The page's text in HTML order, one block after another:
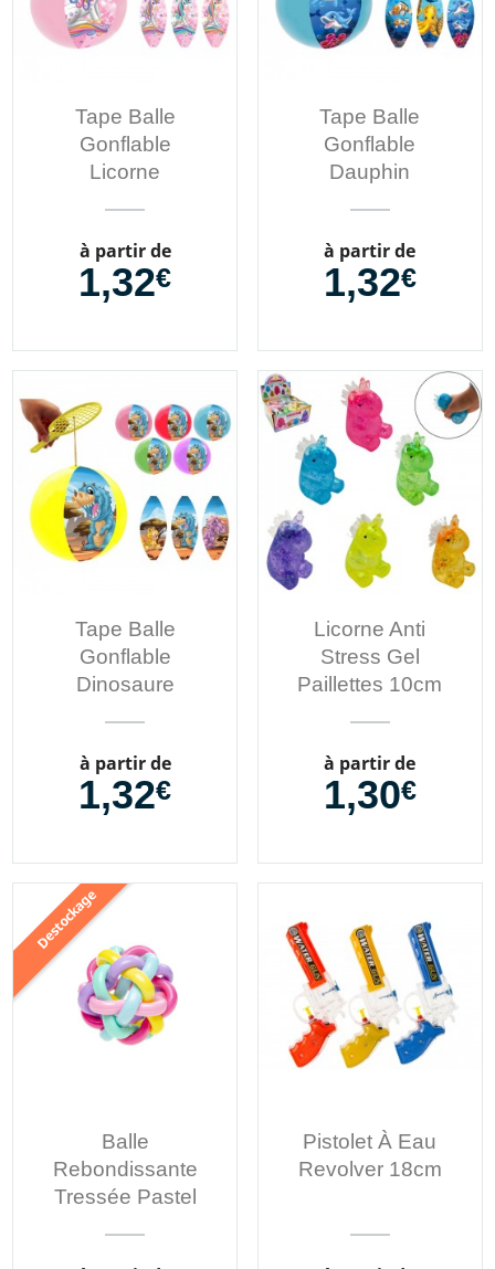
Tape Balle
Gonflable
Licorne
Prix
à partir de
1,32€
Tape Balle
Gonflable
Dauphin
Prix
à partir de
1,32€
Tape Balle
Gonflable
Dinosaure
Prix
à partir de
1,32€
Licorne Anti
Stress Gel
Paillettes 10cm
Prix
à partir de
1,30€
Balle
Rebondissante
Tressée Pastel
d
e
s
t
o
c
k
a
g
e
Pistolet À Eau
Revolver 18cm